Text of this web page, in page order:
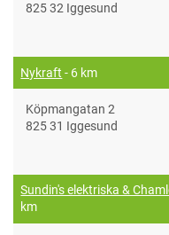
825 32 Iggesund
Nykraft - 6 km
Köpmangatan 2
825 31 Iggesund
Sundin's elektriska &
km